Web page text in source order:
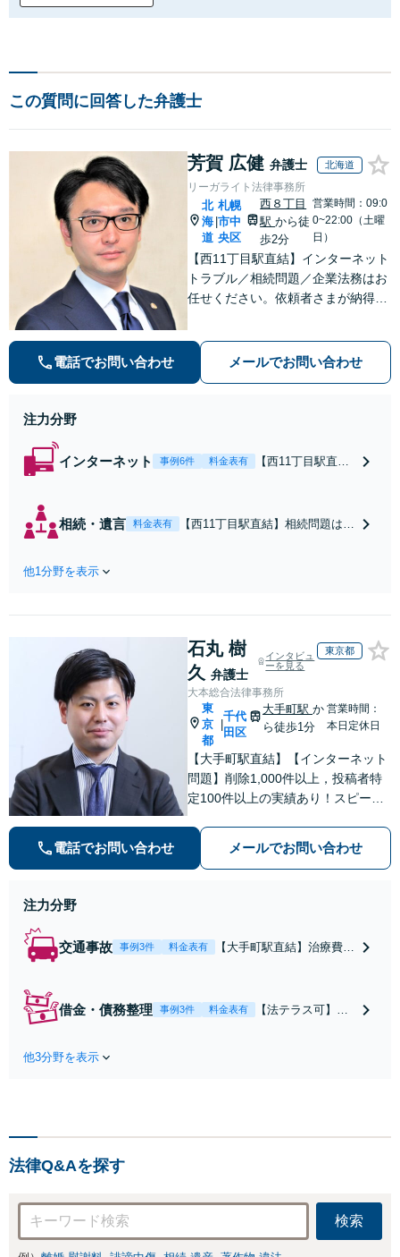
この質問に回答した弁護士
芳賀 広健 弁護士 北海道
リーガライト法律事務所
北
海
道
|
札幌
市中
央区
西８丁目
駅から徒
歩2分
営業時間：09:0
0~22:00（土曜
日）
【西11丁目駅直結】インターネット
トラブル／相続問題／企業法務はお
任せください。依頼者さまが納得い
まの利益の最大化に尽力。【分割払
い利用可】【土日祝・夜間相談対応
電話でお問い合わせ メールでお問い合わせ
注力分野
インターネット 事例6件 料金表有
【西11丁目駅直
損書き込みの削除
側対応も可能】ま
ずはご連絡を【土
日祝・夜間相談対
応可】
相続・遺言 料金表有
【西11丁目駅直結】相続問題はお
こじれ、協議が進まない相続トラ
日祝・夜間相談対応可能】
他1分野を表示
石丸 樹
久 弁護士
インタビュ
ーを見る
東京都
大本総合法律事務所
東
京
都
千代
田区
大手町駅か
ら徒歩1分
営業時間：
本日定休日
【大手町駅直結】【インターネット
問題】削除1,000件以上，投稿者特
定100件以上の実績あり！スピーデ
打切り延長交渉・慰謝料の増額なら
お任せを。【借金・債務整理】状況
電話でお問い合わせ メールでお問い合わせ
注力分野
交通事故 事例3件 料金表有
【大手町駅直結】治療費の
償額が提案されていても、
保険会社と粘り強く交渉を
借金・債務整理 事例3件 料金表有
【法テラス可】
せた解決策をご提
再生など幅広い分
野に対応。人生の
再出発をサポート
他3分野を表示
法律Q&Aを探す
検索